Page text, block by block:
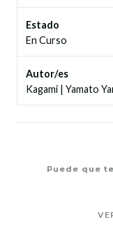
Estado
En Curso
Autor/es
Kagami | Yamato
Puede que